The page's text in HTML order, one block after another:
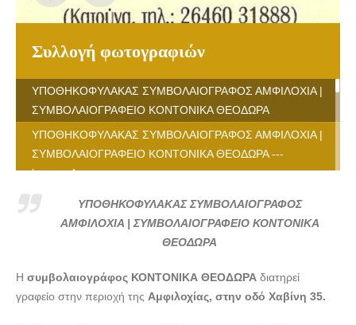
Συλλογή φωτογραφιών
ΥΠΟΘΗΚΟΦΥΛΑΚΑΣ ΣΥΜΒΟΛΑΙΟΓΡΑΦΟΣ ΑΜΦΙΛΟΧΙΑ |
ΣΥΜΒΟΛΑΙΟΓΡΑΦΕΙΟ ΚΟΝΤΟΝΙΚΑ ΘΕΟΔΩΡΑ
ΥΠΟΘΗΚΟΦΥΛΑΚΑΣ ΣΥΜΒΟΛΑΙΟΓΡΑΦΟΣ ΑΜΦΙΛΟΧΙΑ |
ΣΥΜΒΟΛΑΙΟΓΡΑΦΕΙΟ ΚΟΝΤΟΝΙΚΑ ΘΕΟΔΩΡΑ ---
lawyers4u.gr
ΥΠΟΘΗΚΟΦΥΛΑΚΑΣ ΣΥΜΒΟΛΑΙΟΓΡΑΦΟΣ ΑΜΦΙΛΟΧΙΑ |
ΣΥΜΒΟΛΑΙΟΓΡΑΦΕΙΟ ΚΟΝΤΟΝΙΚΑ ΘΕΟΔΩΡΑ ---
ΣΥΜΒΟΛΑΙΟΓΡΑΦΕΙΟ ΚΟΝΤΟΝΙΚΑ ΘΕΟΔΩΡΑ ---
lawyers4u.gr
ΥΠΟΘΗΚΟΦΥΛΑΚΑΣ ΣΥΜΒΟΛΑΙΟΓΡΑΦΟΣ
ΑΜΦΙΛΟΧΙΑ | ΣΥΜΒΟΛΑΙΟΓΡΑΦΕΙΟ ΚΟΝΤΟΝΙΚΑ
ΘΕΟΔΩΡΑ
Η συμβολαιογράφος ΚΟΝΤΟΝΙΚΑ ΘΕΟΔΩΡΑ διατηρεί
γραφείο στην περιοχή της Αμφιλοχίας, στην οδό Χαβίνη 35.